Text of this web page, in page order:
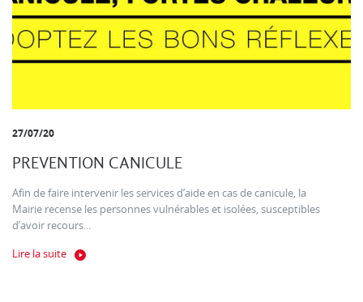
27/07/20
PREVENTION CANICULE
Afin de faire intervenir les services d’aide en cas de canicule, la
Mairie recense les personnes vulnérables et isolées, susceptibles
d’avoir recours...
Lire la suite